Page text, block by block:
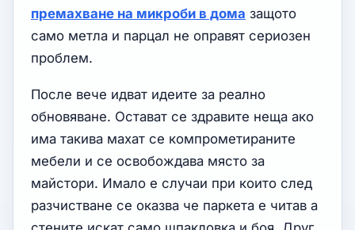
премахване на микроби в дома защото
само метла и парцал не оправят сериозен
проблем.
После вече идват идеите за реално
обновяване. Остават се здравите неща ако
има такива махат се компрометираните
мебели и се освобождава място за
майстори. Имало е случаи при които след
разчистване се оказва че паркета е читав а